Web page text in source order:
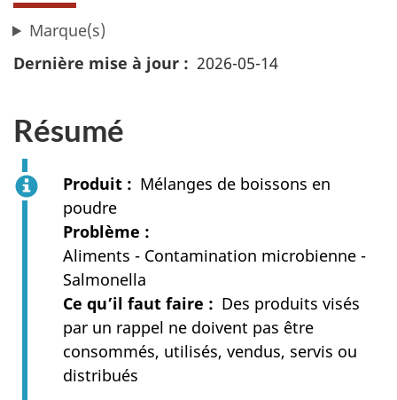
Marque(s)
Dernière mise à jour
2026-05-14
Résumé
Produit
Mélanges de boissons en
poudre
Problème
Aliments - Contamination microbienne -
Salmonella
Ce qu’il faut faire
Des produits visés
par un rappel ne doivent pas être
consommés, utilisés, vendus, servis ou
distribués